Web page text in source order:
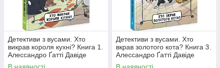
Детективи з вусами. Хто
викрав короля кухні? Книга 1.
Алессандро Ґатті Давіде
Морозінотто
Детективи з вусами. Хто
вкрав золотого кота? Книга 3.
Алессандро Ґатті Давіде
Морозінотто